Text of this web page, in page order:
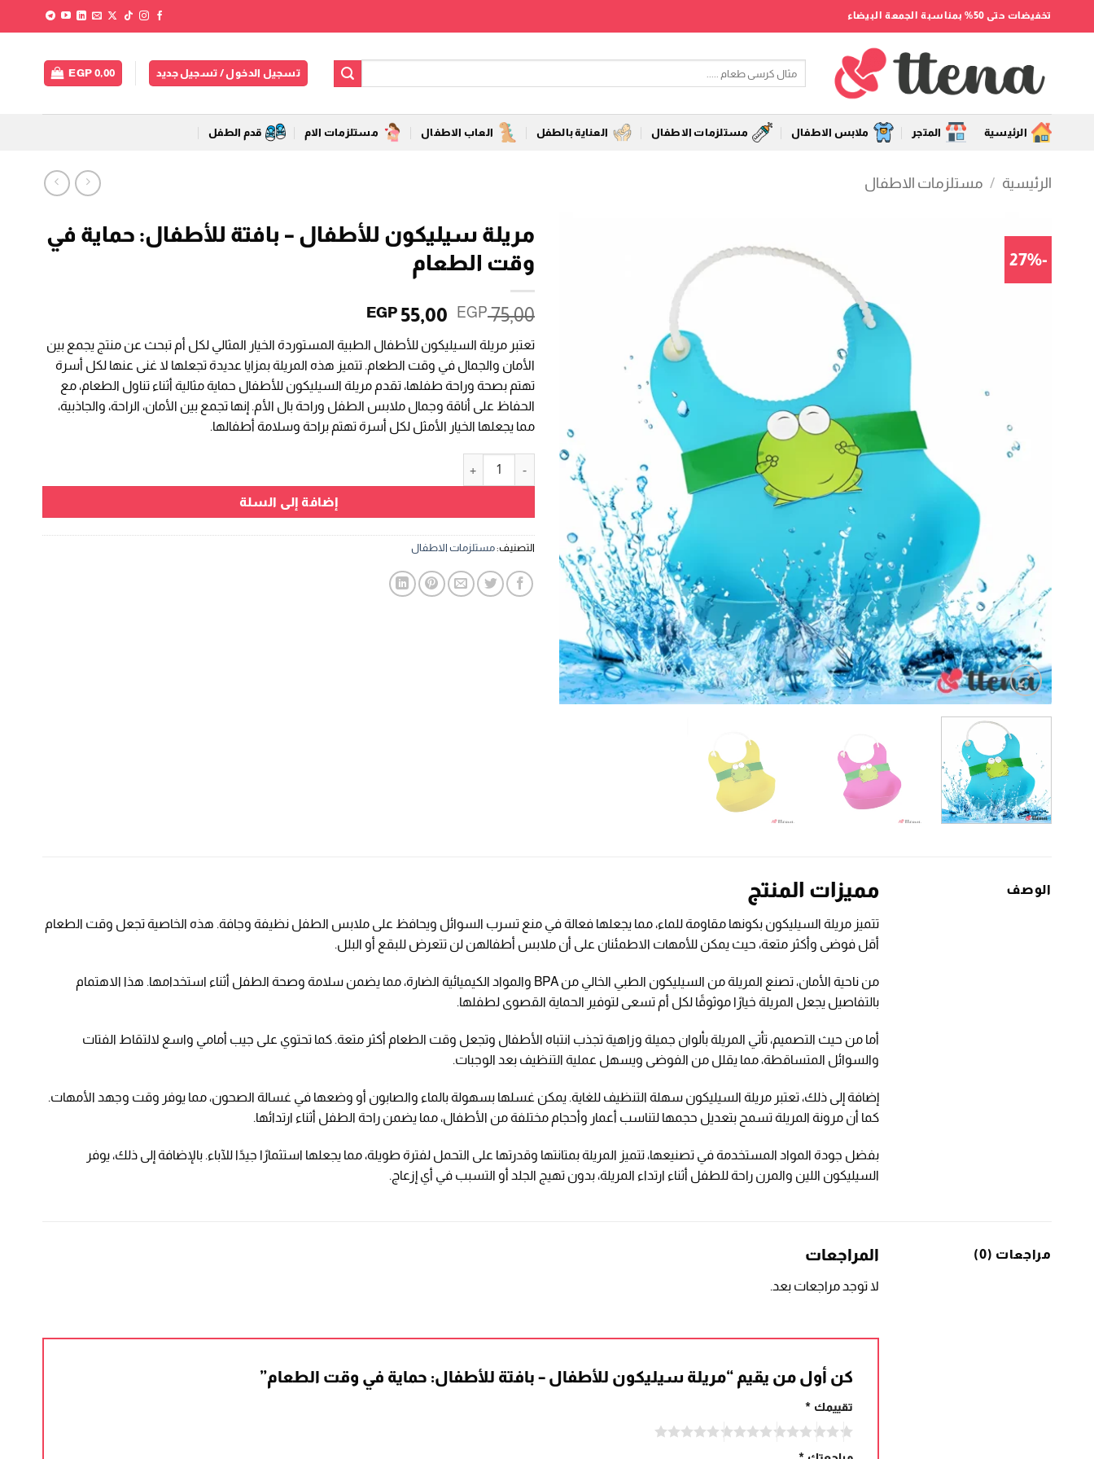
للمحتوى
تخفيضات حتى 50% بمناسبة الجمعة البيضاء
تسجيل الدخول / تسجيل جديد EGP 0,00
الرئيسية المتجر ملابس الاطفال مستلزمات الاطفال العناية بالطفل العاب الاطفال مستلزمات الام قدم الطفل
الرئيسية / مستلزمات الاطفال
-27%
مريلة سيليكون للأطفال – بافتة للأطفال: حماية في
وقت الطعام
EGP75,00
السعر
الأصلي
هو:
EGP 75,00.
EGP55,00
هو:
EGP 55,00.
تعتبر مريلة السيليكون للأطفال الطبية المستوردة الخيار المثالي لكل أم تبحث عن منتج يجمع بين
الأمان والجمال في وقت الطعام. تتميز هذه المريلة بمزايا عديدة تجعلها لا غنى عنها لكل أسرة
تهتم بصحة وراحة طفلها، تقدم مريلة السيليكون للأطفال حماية مثالية أثناء تناول الطعام، مع
الحفاظ على أناقة وجمال ملابس الطفل وراحة بال الأم. إنها تجمع بين الأمان، الراحة، والجاذبية،
مما يجعلها الخيار الأمثل لكل أسرة تهتم براحة وسلامة أطفالها.
كمية مريلة سيليكون للأطفال - بافتة للأطفال: حماية في وقت الطعام
إضافة إلى السلة
التصنيف:مستلزمات الاطفال
الوصف مميزات المنتج
تتميز مريلة السيليكون بكونها مقاومة للماء، مما يجعلها فعالة في منع تسرب السوائل ويحافظ على ملابس الطفل نظيفة وجافة. هذه الخاصية تجعل وقت الطعام
أقل فوضى وأكثر متعة، حيث يمكن للأمهات الاطمئنان على أن ملابس أطفالهن لن تتعرض للبقع أو البلل.
من ناحية الأمان، تصنع المريلة من السيليكون الطبي الخالي من BPA والمواد الكيميائية الضارة، مما يضمن سلامة وصحة الطفل أثناء استخدامها. هذا الاهتمام
بالتفاصيل يجعل المريلة خيارًا موثوقًا لكل أم تسعى لتوفير الحماية القصوى لطفلها.
أما من حيث التصميم، تأتي المريلة بألوان جميلة وزاهية تجذب انتباه الأطفال وتجعل وقت الطعام أكثر متعة. كما تحتوي على جيب أمامي واسع لالتقاط الفتات
والسوائل المتساقطة، مما يقلل من الفوضى ويسهل عملية التنظيف بعد الوجبات.
إضافة إلى ذلك، تعتبر مريلة السيليكون سهلة التنظيف للغاية. يمكن غسلها بسهولة بالماء والصابون أو وضعها في غسالة الصحون، مما يوفر وقت وجهد الأمهات.
كما أن مرونة المريلة تسمح بتعديل حجمها لتناسب أعمار وأحجام مختلفة من الأطفال، مما يضمن راحة الطفل أثناء ارتدائها.
بفضل جودة المواد المستخدمة في تصنيعها، تتميز المريلة بمتانتها وقدرتها على التحمل لفترة طويلة، مما يجعلها استثمارًا جيدًا للآباء. بالإضافة إلى ذلك، يوفر
السيليكون اللين والمرن راحة للطفل أثناء ارتداء المريلة، بدون تهيج الجلد أو التسبب في أي إزعاج.
مراجعات (0) المراجعات
لا توجد مراجعات بعد.
كن أول من يقيم “مريلة سيليكون للأطفال – بافتة للأطفال: حماية في وقت الطعام”
تقييمك *